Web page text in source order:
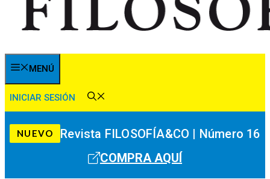
MENÚ
INICIAR SESIÓN
NUEVO
Revista FILOSOFÍA&CO | Número 16
COMPRA AQUÍ